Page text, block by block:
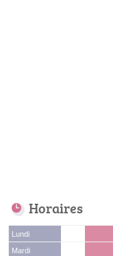
Horaires
Lundi
Mardi